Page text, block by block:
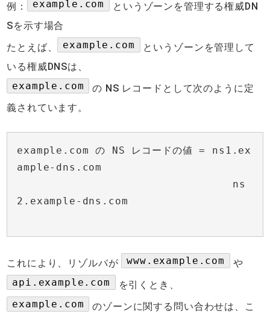
例： example.com
というゾーンを管理する権威DN
Sを示す場合
たとえば、
example.com
というゾーンを管理して
いる権威DNSは、
example.com
の NS レコードとして次のように定
義されています。
example.com の NS レコードの値 = ns1.ex
ample-dns.com
ns
2.example-dns.com
これにより、リゾルバが www.example.com
や
api.example.com
を引くとき、
example.com
のゾーンに関する問い合わせは、こ